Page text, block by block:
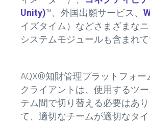
Unity)™、外国出願サービス、
イズタイム）などさまざまな
システムモジュールも含まれて
AQX®知財管理プラットフォー
クライアントは、使用するツ
テム間で切り替える必要はあ
て、適切なチームが適切なタ